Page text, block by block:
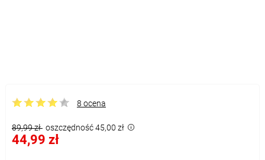
8 ocena
89,99 zł oszczędność 45,00 zł
44,99 zł